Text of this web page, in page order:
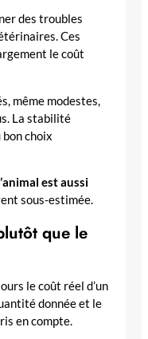
des troubles
Ces
le coût
même modestes,
La stabilité
choix
est aussi
sous-estimée.
que le
le coût réel d’un
donnée et le
en compte.